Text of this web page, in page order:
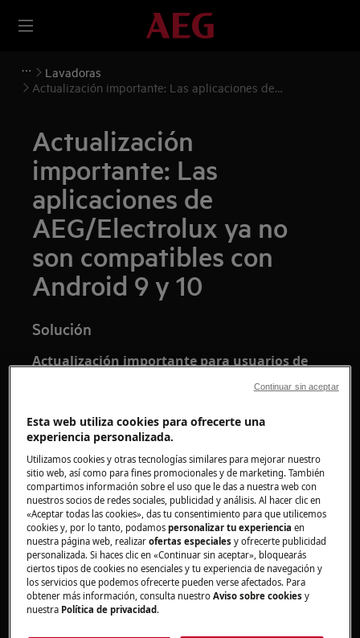
Lavadoras
Actualización importante: Las aplicaciones de
Actualización
importante: Las
aplicaciones de
AEG/Electrolux ya no
son compatibles con
Android 9 y 10
Solución
Actualización importante para usuarios de
AEG/Electrolux funcionando de manera fluida y
segura, estamos actualizando nuestras
versiones de Android compatibles.
Próximamente, dejaremos de dar soporte a la
versión 10 de Android y anteriores.
¿Por qué el cambio?
Mejores características: Las versiones
más recientes de Android vienen con
características emocionantes que mejoran
Esta web utiliza cookies para ofrecerte una
experiencia personalizada.
Utilizamos cookies y otras tecnologías similares para mejorar nuestro
sitio web, así como para fines promocionales y de marketing. También
compartimos información sobre el uso que le das a nuestra web con
nuestros socios de redes sociales, publicidad y análisis. Al hacer clic en
«Aceptar todas las cookies», das tu consentimiento para que utilicemos
cookies y, por lo tanto, podamospersonalizar tu experienciaen
nuestra página web, realizarofertas especiales y ofrecerte publicidad
personalizada. Si haces clic en «Continuar sin aceptar», bloquearás
ciertos tipos de cookies no esenciales y tu experiencia de navegación y
los servicios que podemos ofrecerte pueden verse afectados. Para
obtener más información, consulta nuestroAviso sobre cookies y
nuestra Política de privacidad.
Continuar sin aceptar